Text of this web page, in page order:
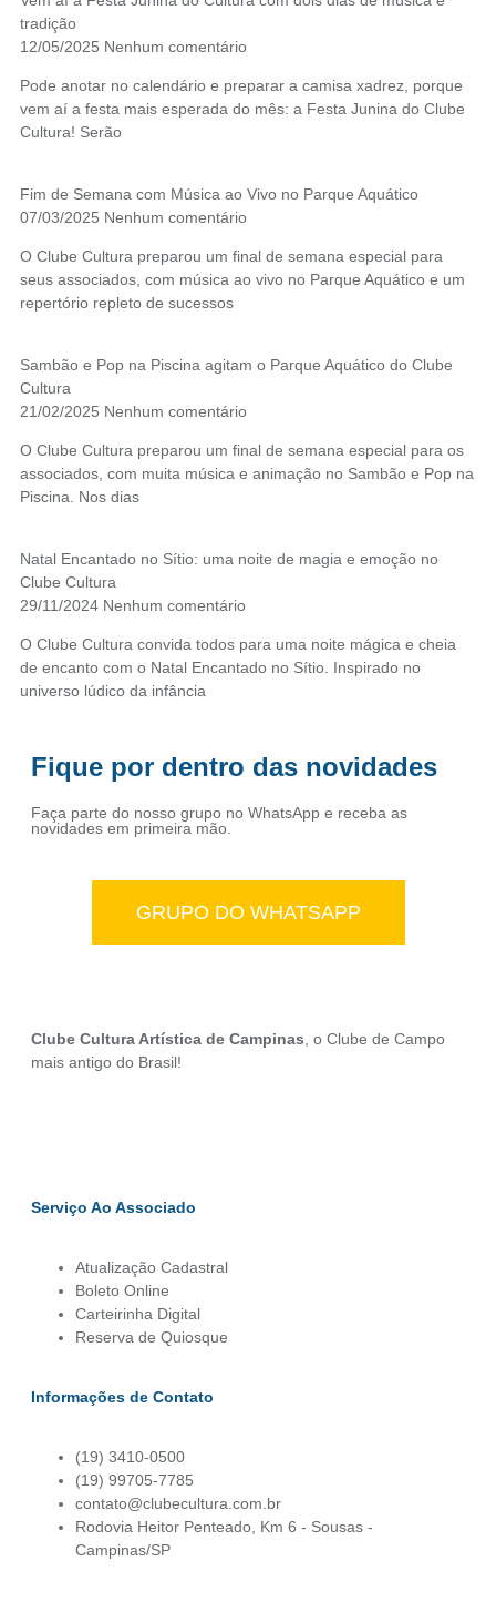
tradição
12/05/2025 Nenhum comentário
Pode anotar no calendário e preparar a camisa xadrez, porque
vem aí a festa mais esperada do mês: a Festa Junina do Clube
Cultura! Serão
Fim de Semana com Música ao Vivo no Parque Aquático
07/03/2025 Nenhum comentário
O Clube Cultura preparou um final de semana especial para
seus associados, com música ao vivo no Parque Aquático e um
repertório repleto de sucessos
Sambão e Pop na Piscina agitam o Parque Aquático do Clube
Cultura
21/02/2025 Nenhum comentário
O Clube Cultura preparou um final de semana especial para os
associados, com muita música e animação no Sambão e Pop na
Piscina. Nos dias
Natal Encantado no Sítio: uma noite de magia e emoção no
Clube Cultura
29/11/2024 Nenhum comentário
O Clube Cultura convida todos para uma noite mágica e cheia
de encanto com o Natal Encantado no Sítio. Inspirado no
universo lúdico da infância
Fique por dentro das novidades
Faça parte do nosso grupo no WhatsApp e receba as
novidades em primeira mão.
GRUPO DO WHATSAPP
Clube Cultura Artística de Campinas , o Clube de Campo
mais antigo do Brasil!
Serviço Ao Associado
Atualização Cadastral
Boleto Online
Carteirinha Digital
Reserva de Quiosque
Informações de Contato
(19) 3410-0500
(19) 99705-7785
contato@clubecultura.com.br
Rodovia Heitor Penteado, Km 6 - Sousas -
Campinas/SP